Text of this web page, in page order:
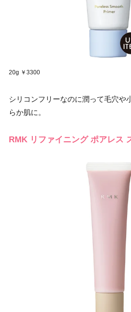
20g ￥3300
シリコンフリーなのに潤って毛穴や
らか肌に。
RMK リファイニング ポアレス